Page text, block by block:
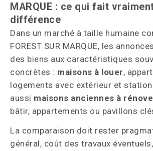
MARQUE : ce qui fait
différence
Dans un marché à taille humaine
FOREST SUR MARQUE, les
des biens aux caractéristiques
concrètes : maisons à louer,
logements avec extérieur et
aussi maisons anciennes à
bâtir, appartements ou pavillons
La comparaison doit rester
général, coût des travaux